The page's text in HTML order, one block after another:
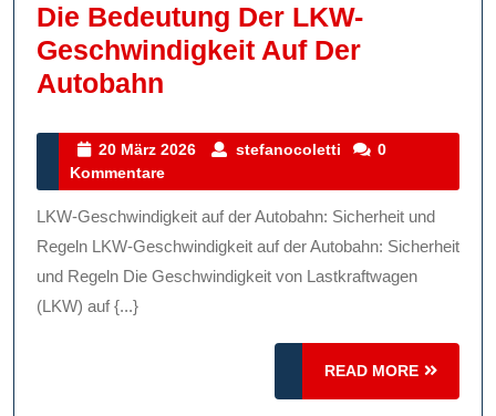
Die Bedeutung Der LKW-
Geschwindigkeit Auf Der
Autobahn
Der
LKW-
Geschwindigkeit
Auf
Der
20 März 2026
20
2026
stefanocoletti stefanocoletti
0
Kommentare
LKW-Geschwindigkeit auf der Autobahn: Sicherheit und
Regeln LKW-Geschwindigkeit auf der Autobahn: Sicherheit
und Regeln Die Geschwindigkeit von Lastkraftwagen
(LKW) auf {...}
READ MORE
READ
MORE